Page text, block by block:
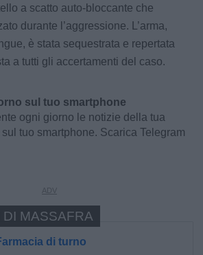
a scatto auto-bloccante che
durante l’aggressione. L’arma,
è stata sequestrata e repertata
a tutti gli accertamenti del caso.
sul tuo smartphone
ogni giorno le notizie della tua
tuo smartphone. Scarica Telegram
di turno
MASSAFRA